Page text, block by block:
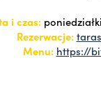
i czas:
Rezerwacje:
Menu: https://